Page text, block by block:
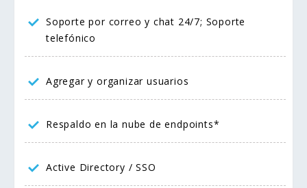
Soporte por correo y chat 24/7; Soporte
telefónico
Agregar y organizar usuarios
Respaldo en la nube de endpoints*
Active Directory / SSO